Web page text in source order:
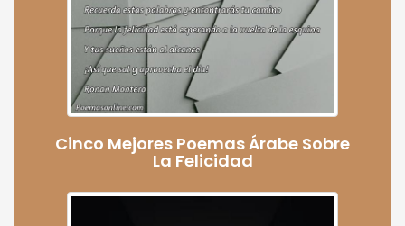
Cinco Mejores Poemas Árabe Sobre
La Felicidad